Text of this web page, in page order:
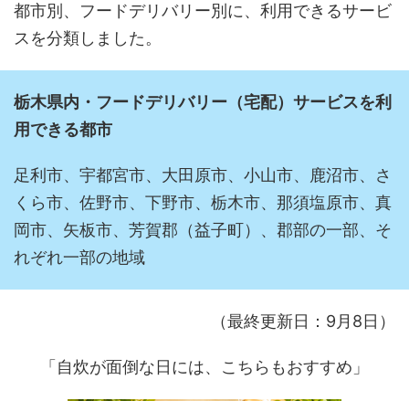
都市別、フードデリバリー別に、利用できるサービ
スを分類しました。
栃木県内・フードデリバリー（宅配）サービスを利
用できる都市
足利市、宇都宮市、大田原市、小山市、鹿沼市、さ
くら市、佐野市、下野市、栃木市、那須塩原市、真
岡市、矢板市、芳賀郡（益子町）、郡部の一部、そ
れぞれ一部の地域
（最終更新日：9月8日）
「自炊が面倒な日には、こちらもおすすめ」